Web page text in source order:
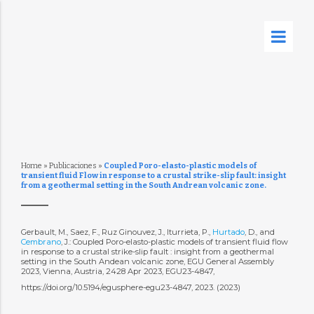
Home » Publicaciones » Coupled Poro-elasto-plastic models of
transient fluid Flow in response to a crustal strike-slip fault: insight
from a geothermal setting in the South Andrean volcanic zone.
Gerbault, M., Saez, F., Ruz Ginouvez, J., Iturrieta, P., Hurtado, D., and
Cembrano, J.: Coupled Poro-elasto-plastic models of transient fluid flow
in response to a crustal strike-slip fault : insight from a geothermal
setting in the South Andean volcanic zone, EGU General Assembly
2023, Vienna, Austria, 2428 Apr 2023, EGU23-4847,
https://doi.org/10.5194/egusphere-egu23-4847, 2023. (2023)